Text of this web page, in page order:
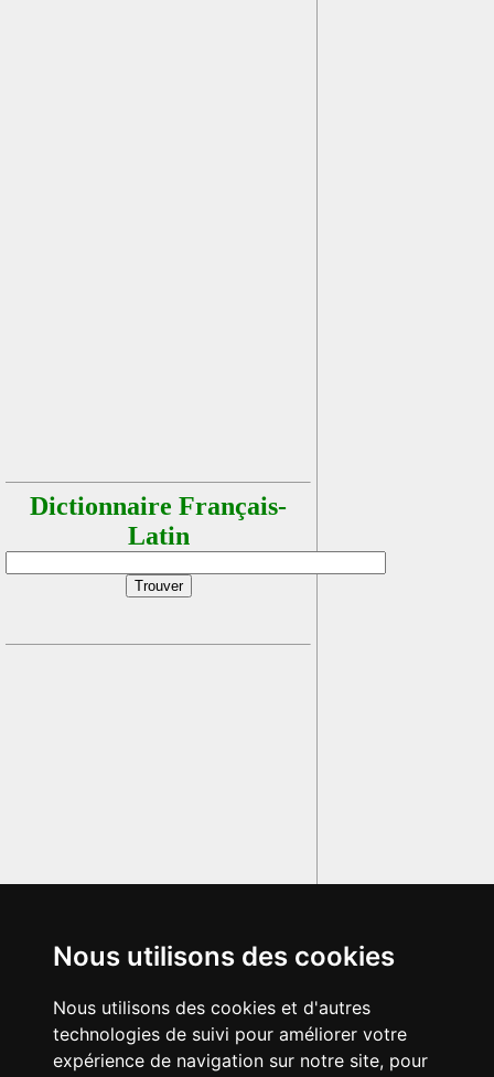
Nous utilisons des cookies
Nous utilisons des cookies et d'autres
technologies de suivi pour améliorer votre
expérience de navigation sur notre site, pour
Dictionnaire Français-
Latin